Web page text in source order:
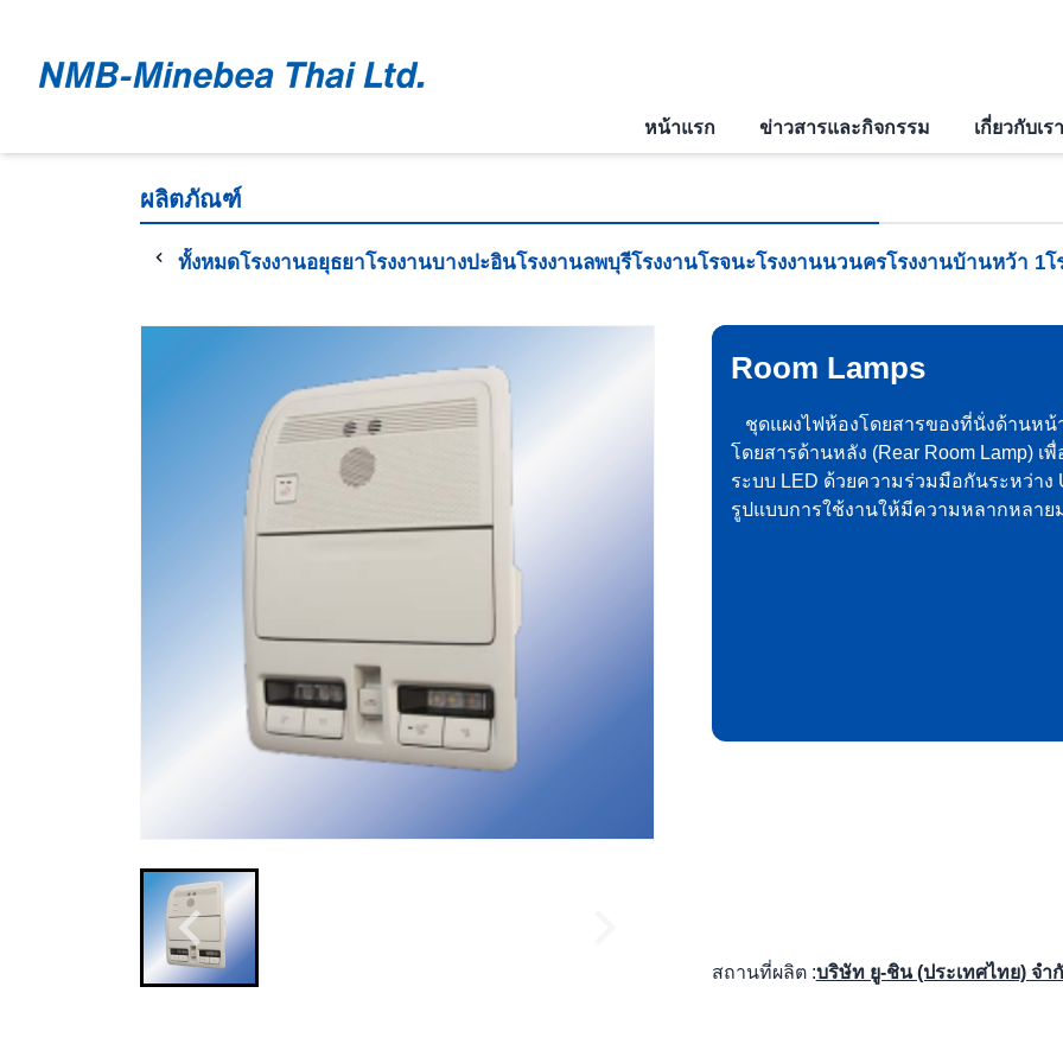
หน้าแรก ข่าวสารและกิจกรรม เกี่ยวกับเร
ผลิตภัณฑ์
ทั้งหมดโรงงานอยุธยาโรงงานบางปะอินโรงงานลพบุรีโรงงานโรจนะโรงงานนวนครโรงงานบ้านหว้า 1โ
Room Lamps
ชุดแผงไฟห้องโดยสารของที่นั่งด้านห
โดยสารด้านหลัง (Rear Room Lamp)
ระบบ LED ด้วยความร่วมมือกันระหว่าง
รูปแบบการใช้งานให้มีความหลากหลาย
สถานที่ผลิต :บริษัท ยู-ชิน (ประเทศไทย) จำ